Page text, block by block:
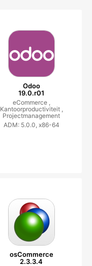
Odoo
19.0.r01
eCommerce ,
Kantoorproductiviteit ,
Projectmanagement
ADM: 5.0.0, x86-64
osCommerce
2.3.3.4